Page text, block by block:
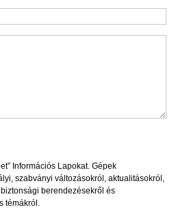
Információs Lapokat. Gépek
szabványi változásokról, aktualitásokról,
berendezésekről és
témákról.